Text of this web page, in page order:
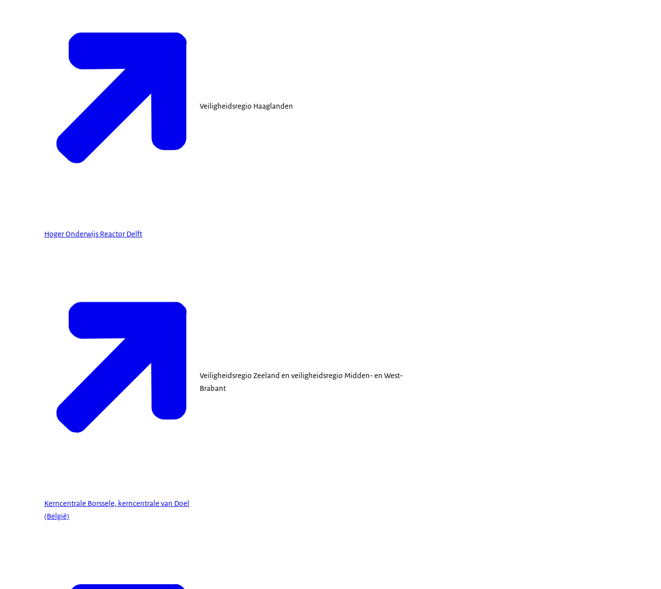
Hoger Onderwijs Reactor Delft
Veiligheidsregio Haaglanden
Kerncentrale Borssele, kerncentrale van Doel
(België)
Veiligheidsregio Zeeland en veiligheidsregio Midden- en West-
Brabant